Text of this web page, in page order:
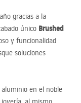
gracias a la
único Brushed
y funcionalidad
soluciones
en el noble